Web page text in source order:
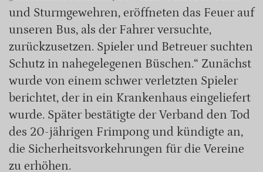
und Sturmgewehren, eröffneten das Feuer auf
unseren Bus, als der Fahrer versuchte,
zurückzusetzen. Spieler und Betreuer suchten
Schutz in nahegelegenen Büschen.“ Zunächst
wurde von einem schwer verletzten Spieler
berichtet, der in ein Krankenhaus eingeliefert
wurde. Später bestätigte der Verband den Tod
des 20-jährigen Frimpong und kündigte an,
die Sicherheitsvorkehrungen für die Vereine
zu erhöhen.